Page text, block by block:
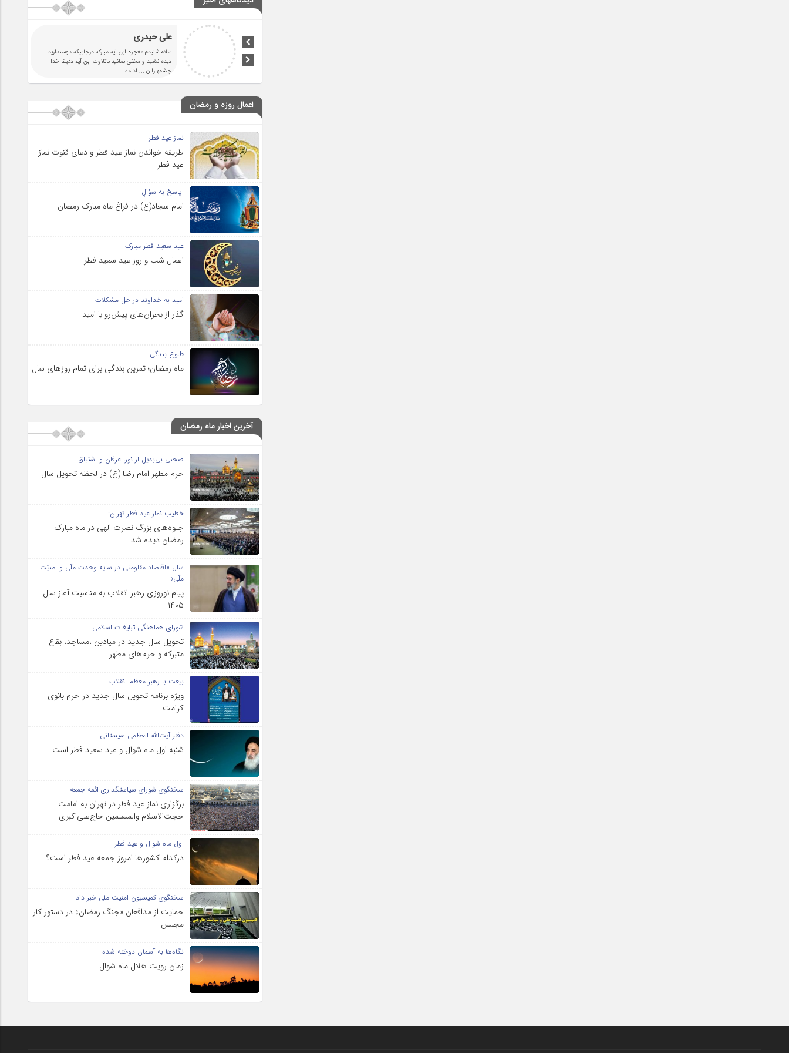
علی حیدری
سلام شنیدم مغجزه این آیه مبارکه درجاییکه دوستدارید
دیده نشید و مخفی بمانید باتلاوت ابن آیه دقیقا خدا
چشمهارا ن ... ادامه
اعمال روزه و رمضان
نماز عید فطر
طریقه خواندن نماز عید فطر و دعای قنوت نماز
عید فطر
پاسخ به سؤالِ
امام سجاد(ع) در فراغ ماه مبارک رمضان
عید سعید فطر مبارک
اعمال شب و روز عید سعید فطر
امید به خداوند در حل مشکلات
گذر از بحران‌های پیش‌رو با امید
طلوع بندگی
ماه رمضان؛ تمرین بندگی برای تمام روزهای سال
آخرین اخبار ماه رمضان
صحنی بی‌بدیل از نور، عرفان و اشتیاق
حرم مطهر امام رضا (ع) در لحظه تحویل سال
خطیب نماز عید فطر تهران:
جلوه‌های بزرگ نصرت الهی در ماه مبارک
رمضان دیده شد
سال «اقتصاد مقاومتی در سایه وحدت ملّی و امنیّت
ملّی»
پیام نوروزی رهبر انقلاب به مناسبت آغاز سال
۱۴۰۵
شورای هماهنگی تبلیغات اسلامی
تحویل سال‌ جدید در میادین ،مساجد، بقاع
متبرکه‌ و حرم‌های‌ مطهر
بیعت با رهبر معظم انقلاب
ویژه برنامه تحویل سال جدید در حرم بانوی
کرامت
دفتر آیت‌الله العظمی سیستانی
شنبه اول ماه شوال و عید سعید فطر است
سخنگوی شورای سیاستگذاری ائمه جمعه
برگزاری نماز عید فطر در تهران به امامت
حجت‌الاسلام والمسلمین حاج‌علی‌اکبری
اول ماه شوال و عید فطر
درکدام کشورها امروز جمعه عید فطر است؟
سخنگوی کمیسیون امنیت ملی خبر داد
حمایت از مدافعان «جنگ رمضان» در دستور کار
مجلس
نگاه‌ها به آسمان دوخته شده
زمان رویت هلال ماه شوال